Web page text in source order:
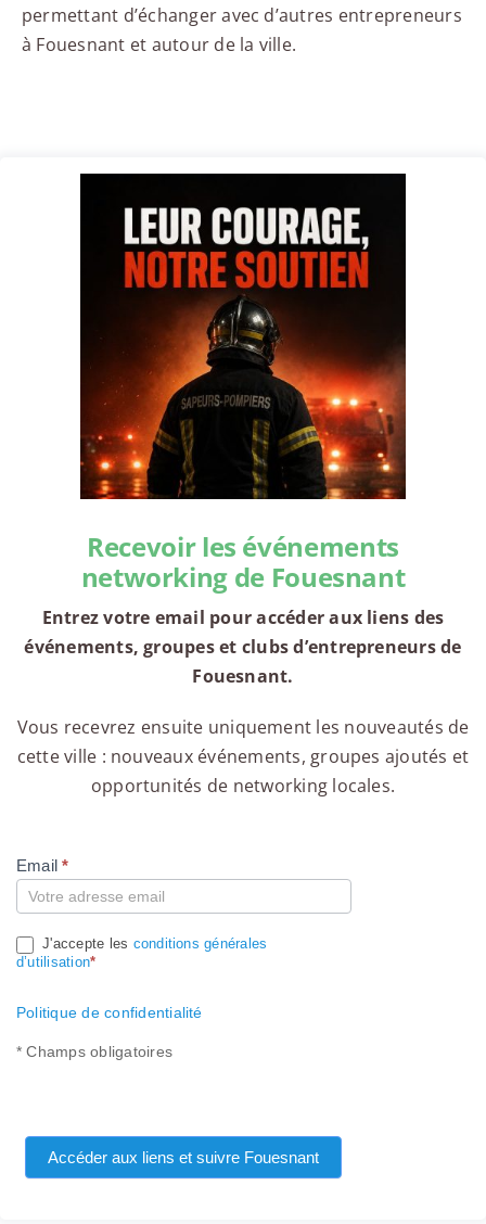
permettant d’échanger avec d’autres entrepreneurs
à Fouesnant et autour de la ville.
Recevoir les événements
networking de Fouesnant
Entrez votre email pour accéder aux liens des
événements, groupes et clubs d’entrepreneurs de
Fouesnant.
Vous recevrez ensuite uniquement les nouveautés de
cette ville : nouveaux événements, groupes ajoutés et
opportunités de networking locales.
Compte
Email*
J'accepte les conditions générales
d’utilisation*
Politique de confidentialité
* Champs obligatoires
Accéder aux liens et suivre Fouesnant